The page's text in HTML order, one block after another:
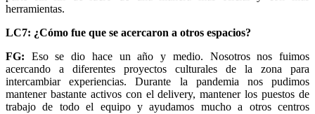
herramientas.
LC7: ¿Cómo fue que se acercaron a otros espacios?
FG: Eso se dio hace un año y medio. Nosotros nos fuimos
acercando a diferentes proyectos culturales de la zona para
intercambiar experiencias. Durante la pandemia nos pudimos
mantener bastante activos con el delivery, mantener los puestos de
trabajo de todo el equipo y ayudamos mucho a otros centros